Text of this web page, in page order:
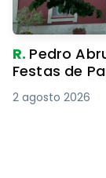
R. Pedro
Festas de
2 agosto 2026